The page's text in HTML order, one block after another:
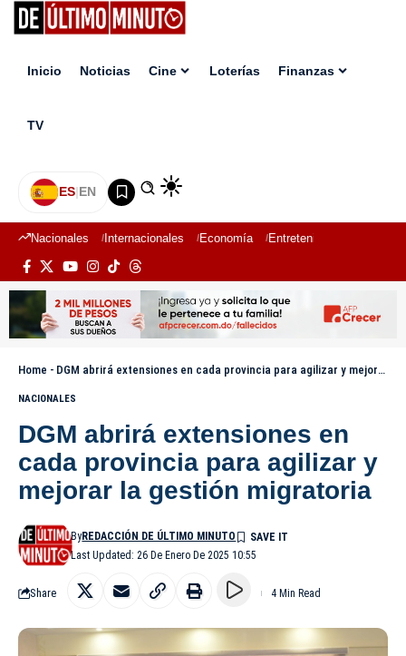
Inicio Noticias Cine Loterías Finanzas
TV
ES|EN
Nacionales Internacionales Economía Entretenimiento
Home - DGM abrirá extensiones en cada provincia para agilizar y mejorar la gestión migratoria
NACIONALES
DGM abrirá extensiones en
cada provincia para agilizar y
mejorar la gestión migratoria
Last Updated: 26 De Enero De 2025 10:55
ByREDACCIÓN DE ÚLTIMO MINUTO
Share 4 Min Read